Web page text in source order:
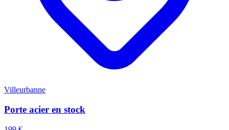
Villeurbanne
Porte acier en stock